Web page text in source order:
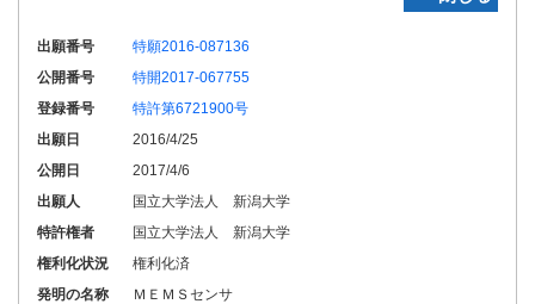
出願番号
特願2016-087136
公開番号
特開2017-067755
登録番号
特許第6721900号
出願日
2016/4/25
公開日
2017/4/6
出願人
国立大学法人 新潟大学
特許権者
国立大学法人 新潟大学
権利化状況
権利化済
発明の名称
ＭＥＭＳセンサ